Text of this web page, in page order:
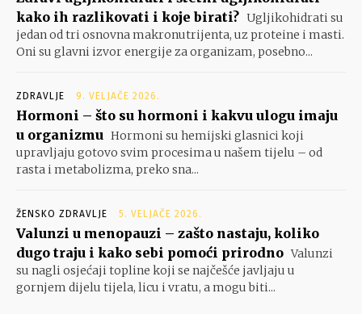
kako ih razlikovati i koje birati? Ugljikohidrati su
jedan od tri osnovna makronutrijenta, uz proteine i masti.
Oni su glavni izvor energije za organizam, posebno...
ZDRAVLJE 9. VELJAČE 2026.
Hormoni – što su hormoni i kakvu ulogu imaju
u organizmu Hormoni su hemijski glasnici koji
upravljaju gotovo svim procesima u našem tijelu – od
rasta i metabolizma, preko sna...
ŽENSKO ZDRAVLJE 5. VELJAČE 2026.
Valunzi u menopauzi – zašto nastaju, koliko
dugo traju i kako sebi pomoći prirodno Valunzi
su nagli osjećaji topline koji se najčešće javljaju u
gornjem dijelu tijela, licu i vratu, a mogu biti...